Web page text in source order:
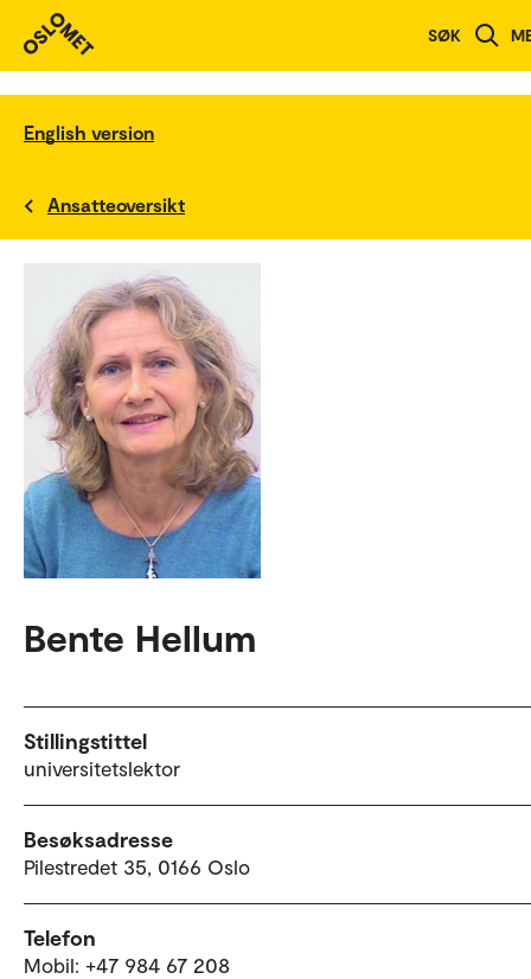
SØK
English version
Ansatteoversikt
Bente Hellum
Stillingstittel
universitetslektor
Besøksadresse
Pilestredet 35, 0166 Oslo
Telefon
Mobil: +47 984 67 208